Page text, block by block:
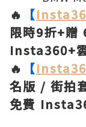
🔥 【
限時9折+贈
Insta360+
🔥
【
名版 / 街拍
免費